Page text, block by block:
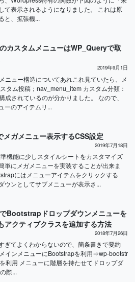
て表示されるようになりました。 これは原
と、拡張機...
カスタムメニューはWP_Queryで取
2019年9月1日
ニュー構造についてあれこれ見ていたら、メ
タム投稿；nav_menu_item カスタム分類：
成されているのが分かりました。 なので、
ーのアイテムリ...
ガメニュー表示するCSS設定
2019年7月18日
機能に少しスタイルシートをカスタマイズ
単にメガメニューを実装することが出来ま
にはメニューアイテムをクリックする
ウンとしてサブメニューが表示さ...
Bootstrapドロップダウンメニューを
アクティブクラスを追加する方法
2018年7月26日
ぎてよくわからないので、箇条書きで要約
インメニューにBootstrapを利用⇒wp-bootstr
利用 メニューに階層を持たせてドロップダ
際...